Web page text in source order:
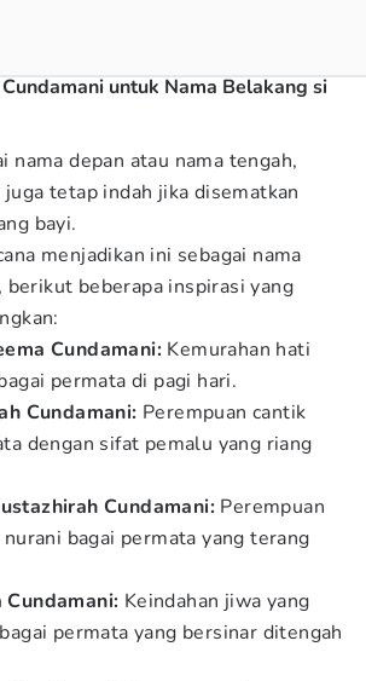
untuk Nama Belakang si
nama depan atau nama tengah,
juga tetap indah jika disematkan
bayi.
menjadikan ini sebagai nama
berikut beberapa inspirasi yang
Cundamani: Kemurahan hati
permata di pagi hari.
Cundamani: Perempuan cantik
dengan sifat pemalu yang riang
Cundamani: Perempuan
bagai permata yang terang
Cundamani: Keindahan jiwa yang
permata yang bersinar ditengah